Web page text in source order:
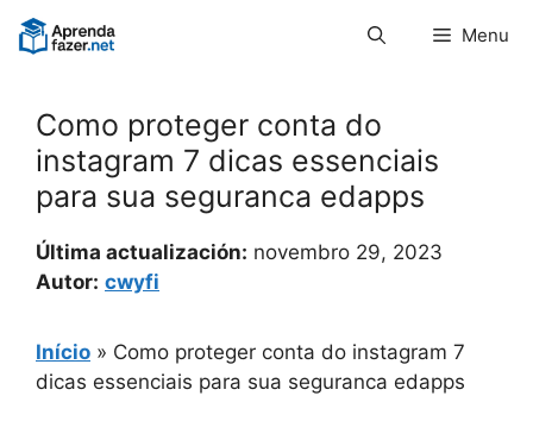
Pular
para
Menu
Como proteger conta do
instagram 7 dicas essenciais
para sua seguranca edapps
Última actualización: novembro 29, 2023
Autor: cwyfi
Início » Como proteger conta do instagram 7
dicas essenciais para sua seguranca edapps